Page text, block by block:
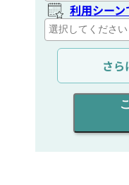
利用シー
通信距離
出力を選ぶ
同時通話
さ